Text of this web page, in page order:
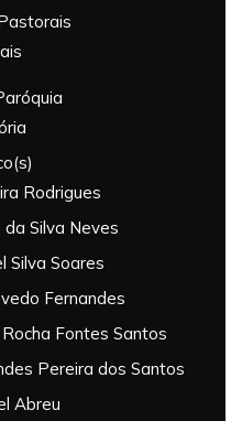
Rodrigues
Silva Neves
Silva Soares
Fernandes
Fontes Santos
Pereira dos Santos
Abreu